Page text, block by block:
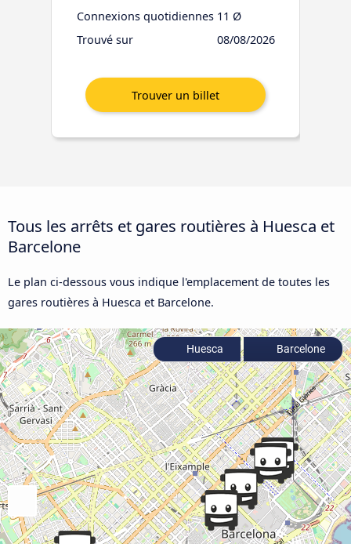
Connexions quotidiennes 11 Ø
Trouvé sur
08/08/2026
Tous les arrêts et gares routières à Huesca et
Barcelone
Le plan ci-dessous vous indique l'emplacement de toutes les
gares routières à Huesca et Barcelone.
Huesca Barcelone